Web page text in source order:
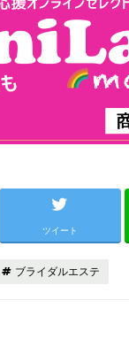
ツイート
ブライダルエステ